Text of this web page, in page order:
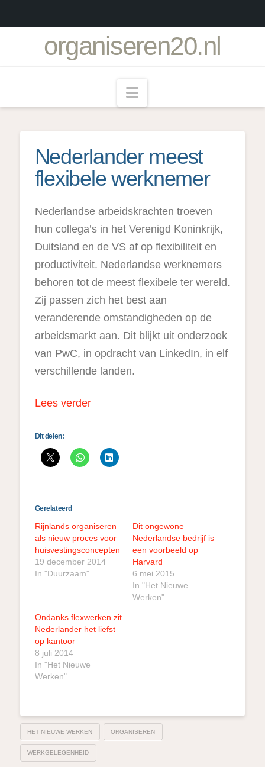
organiseren20.nl
Navigation
Nederlander meest
flexibele werknemer
Nederlandse arbeidskrachten troeven
hun collega’s in het Verenigd Koninkrijk,
Duitsland en de VS af op flexibiliteit en
productiviteit. Nederlandse werknemers
behoren tot de meest flexibele ter wereld.
Zij passen zich het best aan
veranderende omstandigheden op de
arbeidsmarkt aan. Dit blijkt uit onderzoek
van PwC, in opdracht van LinkedIn, in elf
verschillende landen.
Lees verder
Dit delen:
Gerelateerd
Rijnlands organiseren
als nieuw proces voor
huisvestingsconcepten
19 december 2014
In "Duurzaam"
Dit ongewone
Nederlandse bedrijf is
een voorbeeld op
Harvard
6 mei 2015
In "Het Nieuwe
Werken"
Ondanks flexwerken zit
Nederlander het liefst
op kantoor
8 juli 2014
In "Het Nieuwe
Werken"
HET NIEUWE WERKEN ORGANISEREN
WERKGELEGENHEID